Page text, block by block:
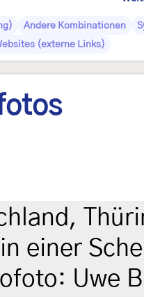
Andere Kombinationen
(externe Links)
einer
Uwe